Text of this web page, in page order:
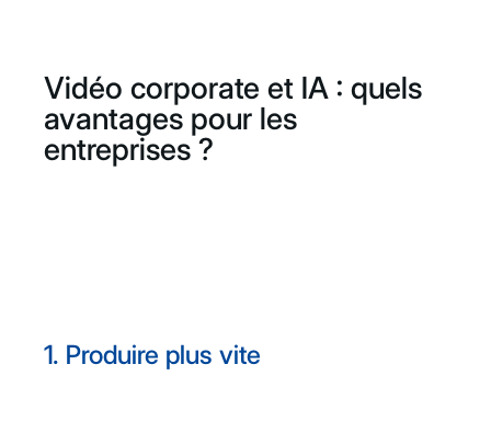
Vidéo corporate et IA : quels
avantages pour les
entreprises ?
1. Produire plus vite